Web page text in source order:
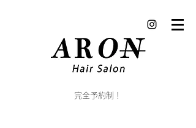
完全予約制！